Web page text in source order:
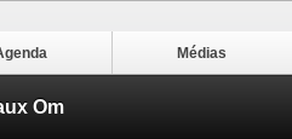
Médias
Om